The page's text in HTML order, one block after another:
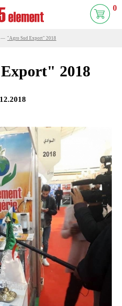
0
"Agro Sud Export" 2018
2018